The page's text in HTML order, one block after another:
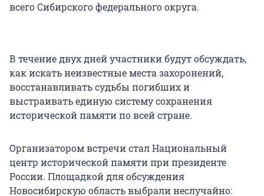
всего Сибирского федерального округа.
В течение двух дней участники будут обсуждать,
как искать неизвестные места захоронений,
восстанавливать судьбы погибших и
выстраивать единую систему сохранения
исторической памяти по всей стране.
Организатором встречи стал Национальный
центр исторической памяти при президенте
России. Площадкой для обсуждения
Новосибирскую область выбрали неслучайно: